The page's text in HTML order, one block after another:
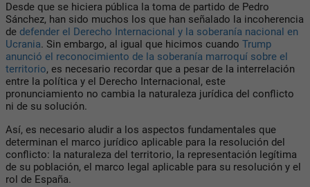
Desde que se hiciera pública la toma de partido de Pedro
Sánchez, han sido muchos los que han señalado la incoherencia
de defender el Derecho Internacional y la soberanía nacional en
Ucrania. Sin embargo, al igual que hicimos cuando Trump
anunció el reconocimiento de la soberanía marroquí sobre el
territorio, es necesario recordar que a pesar de la interrelación
entre la política y el Derecho Internacional, este
pronunciamiento no cambia la naturaleza jurídica del conflicto
ni de su solución.
Así, es necesario aludir a los aspectos fundamentales que
determinan el marco jurídico aplicable para la resolución del
conflicto: la naturaleza del territorio, la representación legítima
de su población, el marco legal aplicable para su resolución y el
rol de España.